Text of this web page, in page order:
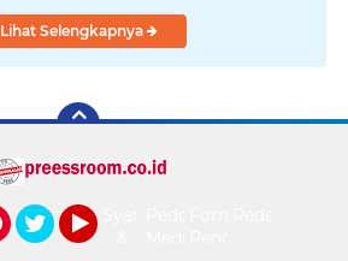
Lihat Selengkapnya